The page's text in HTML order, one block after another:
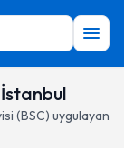
(BSC) uygulayan